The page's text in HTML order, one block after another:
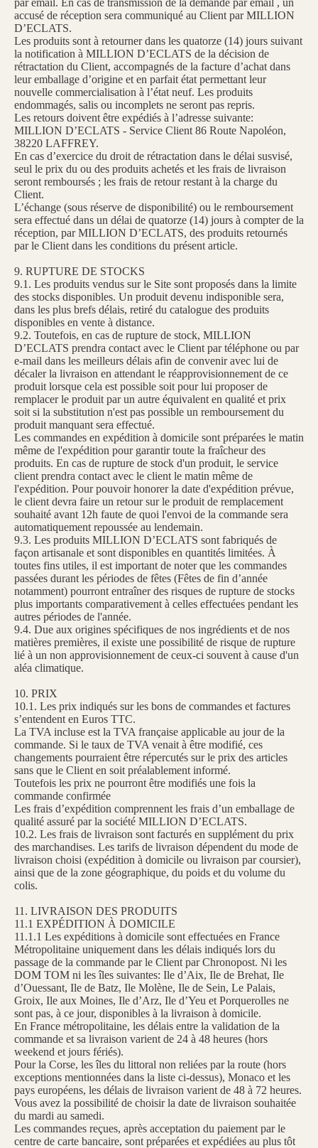
accusé de réception sera communiqué au Client par MILLION
D’ECLATS.
Les produits sont à retourner dans les quatorze (14) jours suivant
la notification à MILLION D’ECLATS de la décision de
rétractation du Client, accompagnés de la facture d’achat dans
leur emballage d’origine et en parfait état permettant leur
nouvelle commercialisation à l’état neuf. Les produits
endommagés, salis ou incomplets ne seront pas repris.
Les retours doivent être expédiés à l’adresse suivante:
MILLION D’ECLATS - Service Client 86 Route Napoléon,
38220 LAFFREY.
En cas d’exercice du droit de rétractation dans le délai susvisé,
seul le prix du ou des produits achetés et les frais de livraison
seront remboursés ; les frais de retour restant à la charge du
Client.
L’échange (sous réserve de disponibilité) ou le remboursement
sera effectué dans un délai de quatorze (14) jours à compter de la
réception, par MILLION D’ECLATS, des produits retournés
par le Client dans les conditions du présent article.
9. RUPTURE DE STOCKS
9.1. Les produits vendus sur le Site sont proposés dans la limite
des stocks disponibles. Un produit devenu indisponible sera,
dans les plus brefs délais, retiré du catalogue des produits
disponibles en vente à distance.
9.2. Toutefois, en cas de rupture de stock, MILLION
D’ECLATS prendra contact avec le Client par téléphone ou par
e-mail dans les meilleurs délais afin de convenir avec lui de
décaler la livraison en attendant le réapprovisionnement de ce
produit lorsque cela est possible soit pour lui proposer de
remplacer le produit par un autre équivalent en qualité et prix
soit si la substitution n'est pas possible un remboursement du
produit manquant sera effectué.
Les commandes en expédition à domicile sont préparées le matin
même de l'expédition pour garantir toute la fraîcheur des
produits. En cas de rupture de stock d'un produit, le service
client prendra contact avec le client le matin même de
l'expédition. Pour pouvoir honorer la date d'expédition prévue,
le client devra faire un retour sur le produit de remplacement
souhaité avant 12h faute de quoi l'envoi de la commande sera
automatiquement repoussée au lendemain.
9.3. Les produits MILLION D’ECLATS sont fabriqués de
façon artisanale et sont disponibles en quantités limitées. À
toutes fins utiles, il est important de noter que les commandes
passées durant les périodes de fêtes (Fêtes de fin d’année
notamment) pourront entraîner des risques de rupture de stocks
plus importants comparativement à celles effectuées pendant les
autres périodes de l'année.
9.4. Due aux origines spécifiques de nos ingrédients et de nos
matières premières, il existe une possibilité de risque de rupture
lié à un non approvisionnement de ceux-ci souvent à cause d'un
aléa climatique.
10. PRIX
10.1. Les prix indiqués sur les bons de commandes et factures
s’entendent en Euros TTC.
La TVA incluse est la TVA française applicable au jour de la
commande. Si le taux de TVA venait à être modifié, ces
changements pourraient être répercutés sur le prix des articles
sans que le Client en soit préalablement informé.
Toutefois les prix ne pourront être modifiés une fois la
commande confirmée
Les frais d’expédition comprennent les frais d’un emballage de
qualité assuré par la société MILLION D’ECLATS.
10.2. Les frais de livraison sont facturés en supplément du prix
des marchandises. Les tarifs de livraison dépendent du mode de
livraison choisi (expédition à domicile ou livraison par coursier),
ainsi que de la zone géographique, du poids et du volume du
colis.
11. LIVRAISON DES PRODUITS
11.1 EXPÉDITION À DOMICILE
11.1.1 Les expéditions à domicile sont effectuées en France
Métropolitaine uniquement dans les délais indiqués lors du
passage de la commande par le Client par Chronopost. Ni les
DOM TOM ni les îles suivantes: Ile d’Aix, Ile de Brehat, Ile
d’Ouessant, Ile de Batz, Ile Molène, Ile de Sein, Le Palais,
Groix, Ile aux Moines, Ile d’Arz, Ile d’Yeu et Porquerolles ne
sont pas, à ce jour, disponibles à la livraison à domicile.
En France métropolitaine, les délais entre la validation de la
commande et sa livraison varient de 24 à 48 heures (hors
weekend et jours fériés).
Pour la Corse, les îles du littoral non reliées par la route (hors
exceptions mentionnées dans la liste ci-dessus), Monaco et les
pays européens, les délais de livraison varient de 48 à 72 heures.
Vous avez la possibilité de choisir la date de livraison souhaitée
du mardi au samedi.
Les commandes reçues, après acceptation du paiement par le
centre de carte bancaire, sont préparées et expédiées au plus tôt